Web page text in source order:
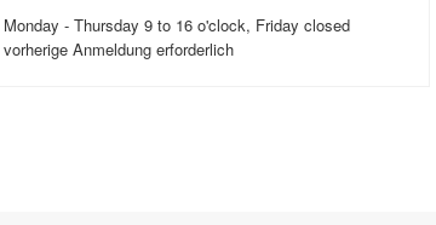
Monday - Thursday 9 to 16 o'clock, Friday closed
vorherige Anmeldung erforderlich